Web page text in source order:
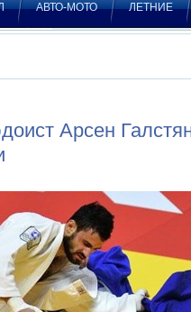
АВТО-МОТО ЛЕТНИЕ
Арсен